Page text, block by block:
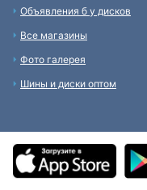
Объявления б у дисков
Все магазины
Фото галерея
Шины и диски оптом